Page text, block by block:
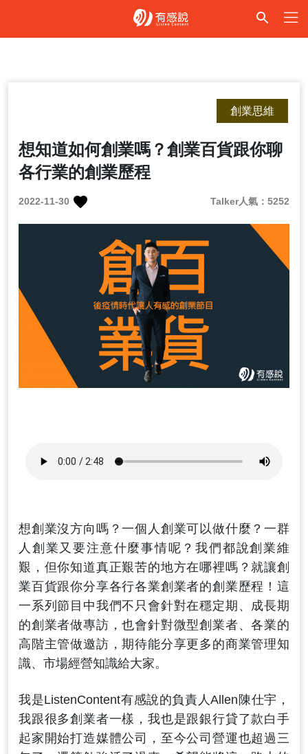
想知道如何創業嗎？創業百貨跟你聊
各行業的創業歷程
創業思維
2022-11-30 Talker人氣：5252
想創業沒方向嗎？一個人創業可以做什麼？一群
人創業又要注意什麼事情呢？我們都說創業維
艱，但你知道真正艱苦的地方在哪裡嗎？就讓創
業百貨跟你分享各行各業創業者的創業歷程！這
一系列節目中我們不只會針對在穩定期、成長期
的創業者做專訪，也會針對微型創業者、各業的
高階主管做邀訪，期待能分享更多的商業管理知
識、市場經營知識給大家。
我是ListenContent有感說的負責人Allen陳仕宇，
我跟很多創業者一樣，我也是跟銀行貸了款白手
起家開始打造媒體公司，至今公司營運也超過三